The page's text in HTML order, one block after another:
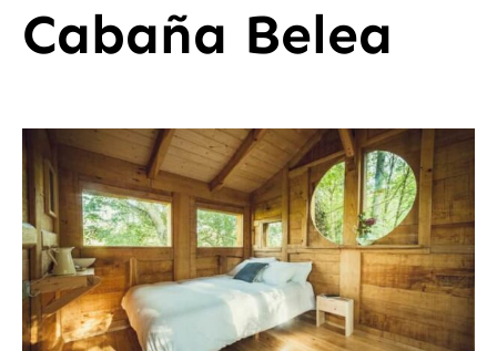
Cabaña Belea